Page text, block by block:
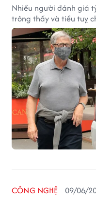
Nhiều người đánh giá
trông thấy và tiều tuỵ
CÔNG NGHỆ 09/06/